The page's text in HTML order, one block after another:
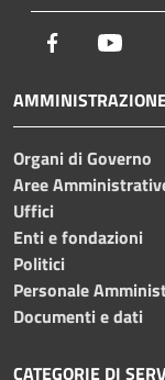
Facebook
Organi di Governo
Aree
Uffici
Enti e fondazioni
Politici
Personale
Documenti e dati
CATEGORIE DI